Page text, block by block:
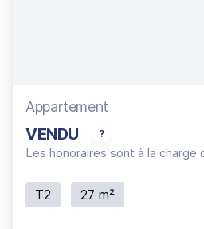
Appartement
VENDU Vue Mer et îles, 2P
Les honoraires sont à la charge
T2 27 m²